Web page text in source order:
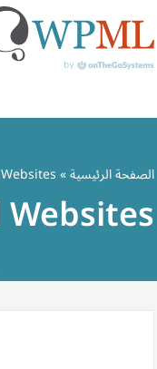
الصفحة الرئيسية»